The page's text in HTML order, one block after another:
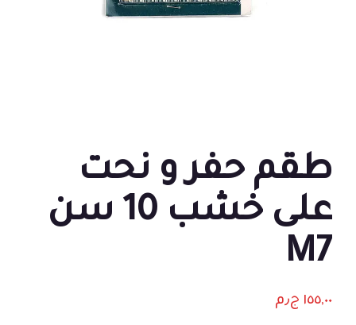
طقم حفر و نحت
على خشب 10 سن
M7
١٥٥,٠٠ ج٫م